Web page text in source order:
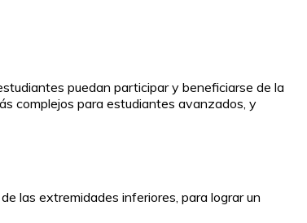
puedan participar y beneficiarse de la
complejos para estudiantes avanzados, y
las extremidades inferiores, para lograr un